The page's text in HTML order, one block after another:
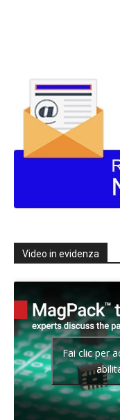
Video in evidenza
Fai clic per